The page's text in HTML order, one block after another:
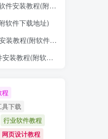
程(附软件下载地址)
软件下载地址)
(附软件下载地址)
(附软件下载地址)
程
具下载
行业软件教程
网页设计教程